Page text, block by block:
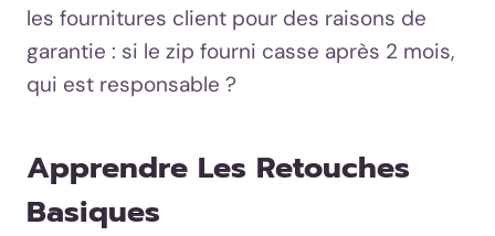
les fournitures client pour des raisons de
garantie : si le zip fourni casse après 2 mois,
qui est responsable ?
Apprendre Les Retouches
Basiques